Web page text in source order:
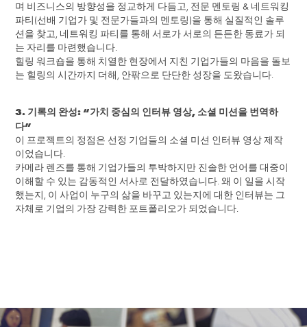
며 비즈니스의 방향성을 정교하게 다듬고, 전문 멘토링 & 네트워킹
파티(선배 기업가 및 전문가들과의 멘토링)을 통해 실질적인 솔루
션을 찾고, 네트워킹 파티를 통해 서로가 서로의 든든한 동료가 되
는 자리를 마련했습니다.
힐링 워크숍을 통해 치열한 현장에서 지친 기업가들의 마음을 돌보
는 힐링의 시간까지 더해, 안팎으로 단단한 성장을 도왔습니다.
3. 기록의 완성: “가치 중심의 인터뷰 영상, 소셜 미션을 번역하
다”
이 프로젝트의 정점은 선정 기업들의 소셜 미션 인터뷰 영상 제작
이었습니다.
카메라 렌즈를 통해 기업가들의 투박하지만 진솔한 언어를 대중이
이해할 수 있는 감동적인 서사로 전달하였습니다. 왜 이 일을 시작
했는지, 이 사업이 누구의 삶을 바꾸고 있는지에 대한 인터뷰는 그
자체로 기업의 가장 강력한 포트폴리오가 되었습니다.